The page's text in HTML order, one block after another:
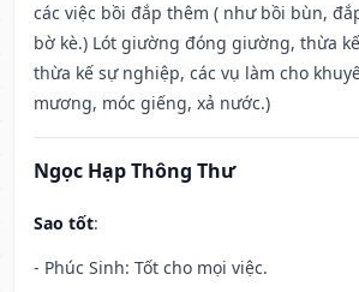
các việc bồi đắp thêm ( như bồi bùn,
bờ kè.) Lót giường đóng giường, thừa
thừa kế sự nghiệp, các vụ làm cho
mương, móc giếng, xả nước.)
Ngọc Hạp Thông Thư
Sao tốt:
- Phúc Sinh: Tốt cho mọi việc.